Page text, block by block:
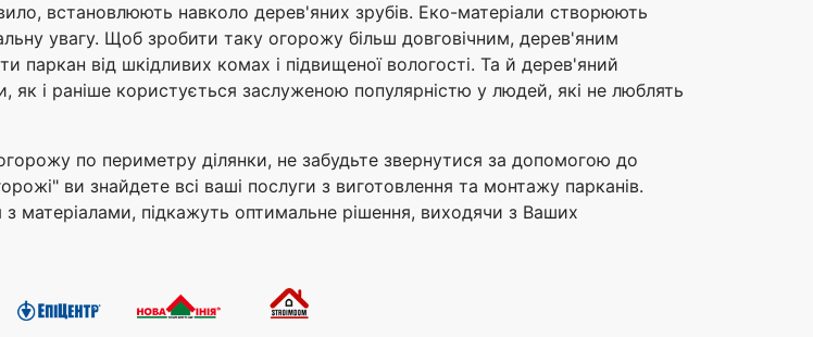
встановлюють навколо дерев'яних зрубів. Еко-матеріали створюють
увагу. Щоб зробити таку огорожу більш довговічним, дерев'яним
паркан від шкідливих комах і підвищеної вологості. Та й дерев'яний
як і раніше користується заслуженою популярністю у людей, які не люблять
по периметру ділянки, не забудьте звернутися за допомогою до
ви знайдете всі ваші послуги з виготовлення та монтажу парканів.
матеріалами, підкажуть оптимальне рішення, виходячи з Ваших